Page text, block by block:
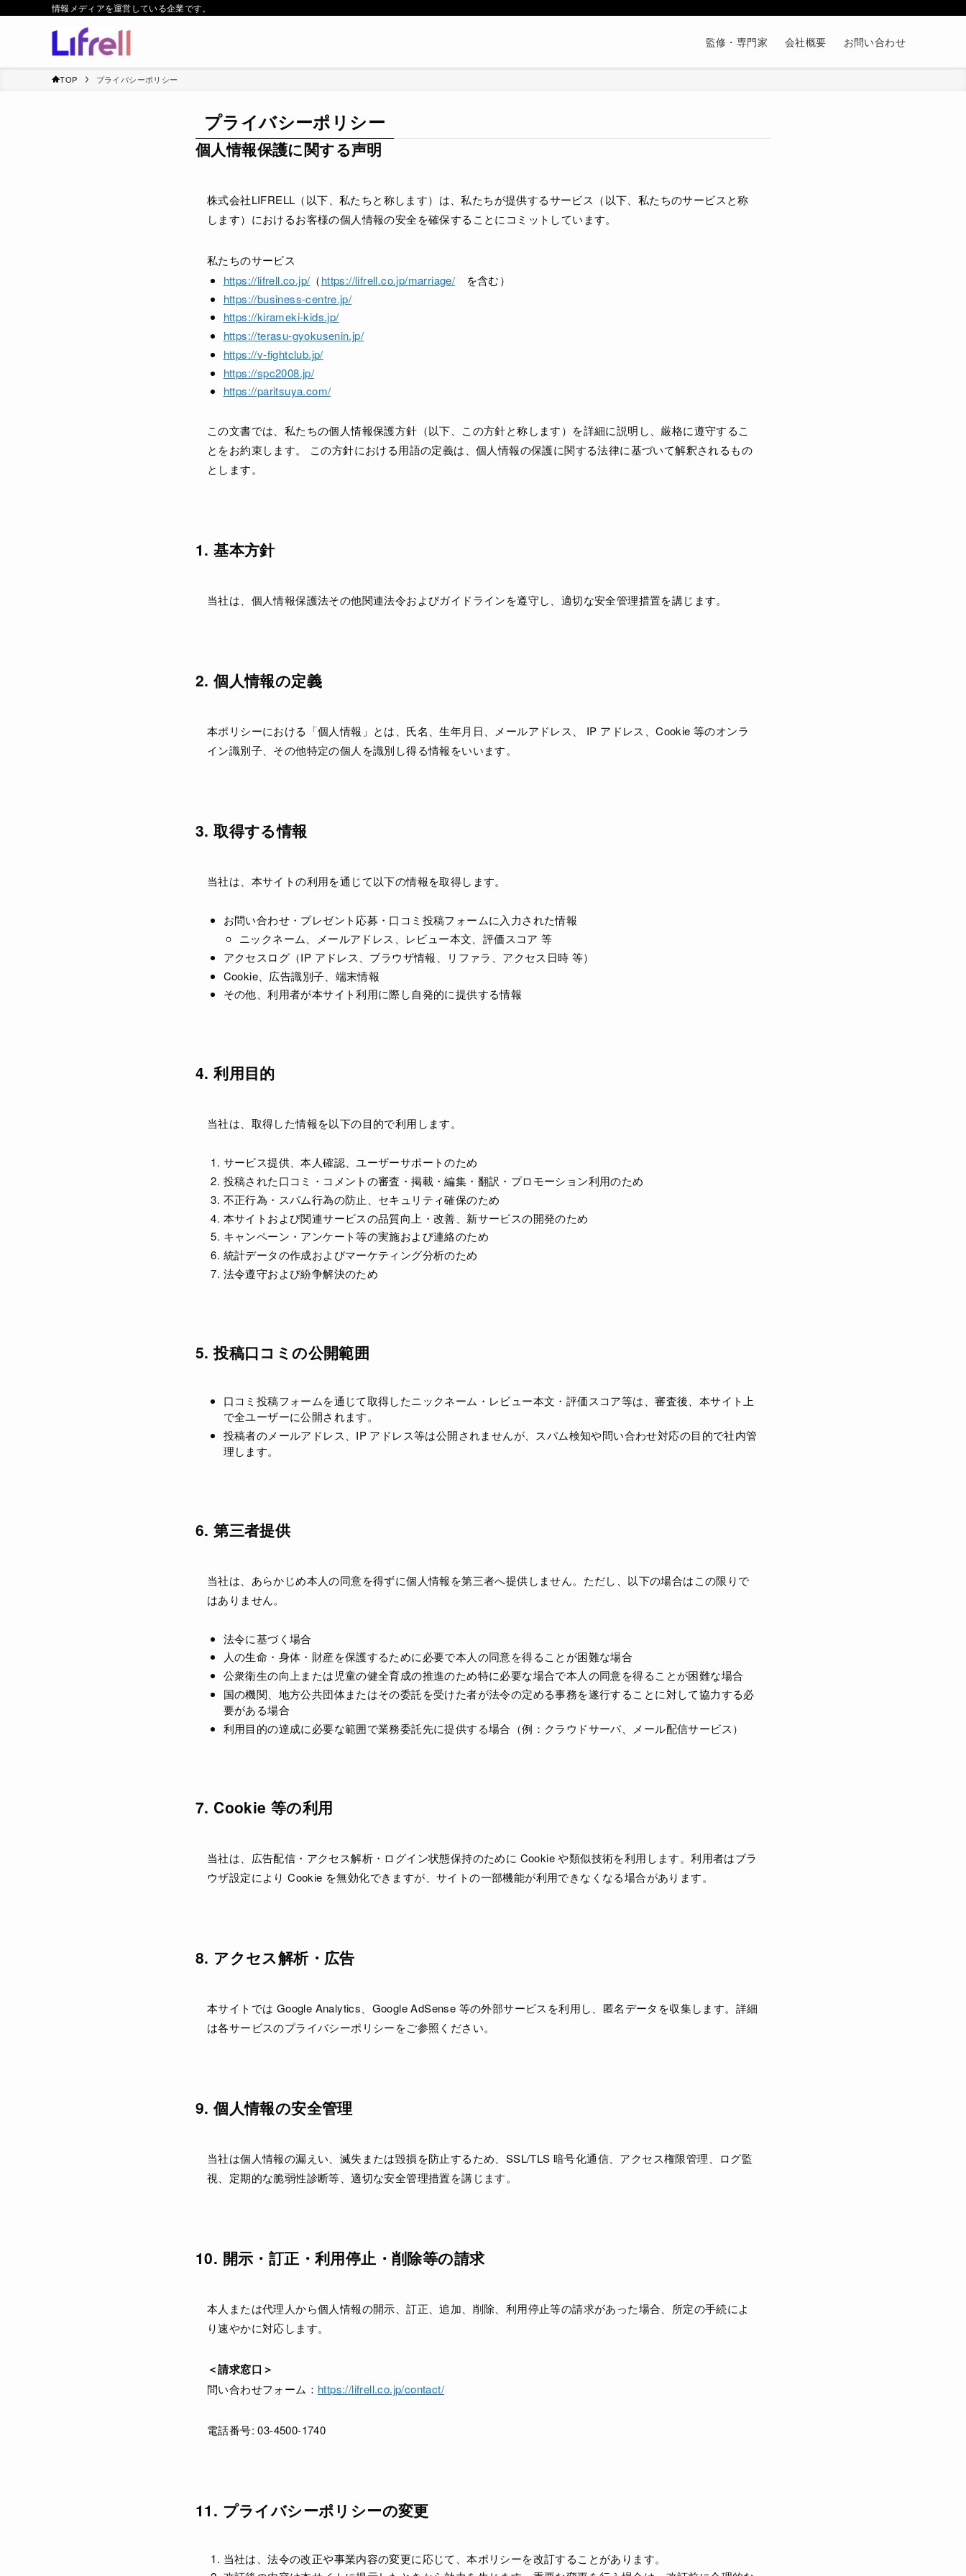
情報メディアを運営している企業です。
監修・専門家 会社概要 お問い合わせ
TOP プライバシーポリシー
プライバシーポリシー
個人情報保護に関する声明
株式会社LIFRELL（以下、私たちと称します）は、私たちが提供するサービス（以下、私たちのサービスと称
します）におけるお客様の個人情報の安全を確保することにコミットしています。
私たちのサービス
https://lifrell.co.jp/ （https://lifrell.co.jp/marriage/ を含む）
https://business-centre.jp/
https://kirameki-kids.jp/
https://terasu-gyokusenin.jp/
https://v-fightclub.jp/
https://spc2008.jp/
https://paritsuya.com/
この文書では、私たちの個人情報保護方針（以下、この方針と称します）を詳細に説明し、厳格に遵守するこ
とをお約束します。 この方針における用語の定義は、個人情報の保護に関する法律に基づいて解釈されるもの
とします。
1. 基本方針
当社は、個人情報保護法その他関連法令およびガイドラインを遵守し、適切な安全管理措置を講じます。
2. 個人情報の定義
本ポリシーにおける「個人情報」とは、氏名、生年月日、メールアドレス、 IP アドレス、Cookie 等のオンラ
イン識別子、その他特定の個人を識別し得る情報をいいます。
3. 取得する情報
当社は、本サイトの利用を通じて以下の情報を取得します。
お問い合わせ・プレゼント応募・口コミ投稿フォームに入力された情報
ニックネーム、メールアドレス、レビュー本文、評価スコア 等
アクセスログ（IP アドレス、ブラウザ情報、リファラ、アクセス日時 等）
Cookie、広告識別子、端末情報
その他、利用者が本サイト利用に際し自発的に提供する情報
4. 利用目的
当社は、取得した情報を以下の目的で利用します。
サービス提供、本人確認、ユーザーサポートのため
投稿された口コミ・コメントの審査・掲載・編集・翻訳・プロモーション利用のため
不正行為・スパム行為の防止、セキュリティ確保のため
本サイトおよび関連サービスの品質向上・改善、新サービスの開発のため
キャンペーン・アンケート等の実施および連絡のため
統計データの作成およびマーケティング分析のため
法令遵守および紛争解決のため
5. 投稿口コミの公開範囲
口コミ投稿フォームを通じて取得したニックネーム・レビュー本文・評価スコア等は、審査後、本サイト上
で全ユーザーに公開されます。
投稿者のメールアドレス、IP アドレス等は公開されませんが、スパム検知や問い合わせ対応の目的で社内管
理します。
6. 第三者提供
当社は、あらかじめ本人の同意を得ずに個人情報を第三者へ提供しません。ただし、以下の場合はこの限りで
はありません。
法令に基づく場合
人の生命・身体・財産を保護するために必要で本人の同意を得ることが困難な場合
公衆衛生の向上または児童の健全育成の推進のため特に必要な場合で本人の同意を得ることが困難な場合
国の機関、地方公共団体またはその委託を受けた者が法令の定める事務を遂行することに対して協力する必
要がある場合
利用目的の達成に必要な範囲で業務委託先に提供する場合（例：クラウドサーバ、メール配信サービス）
7. Cookie 等の利用
当社は、広告配信・アクセス解析・ログイン状態保持のために Cookie や類似技術を利用します。利用者はブラ
ウザ設定により Cookie を無効化できますが、サイトの一部機能が利用できなくなる場合があります。
8. アクセス解析・広告
本サイトでは Google Analytics、Google AdSense 等の外部サービスを利用し、匿名データを収集します。詳細
は各サービスのプライバシーポリシーをご参照ください。
9. 個人情報の安全管理
当社は個人情報の漏えい、滅失または毀損を防止するため、SSL/TLS 暗号化通信、アクセス権限管理、ログ監
視、定期的な脆弱性診断等、適切な安全管理措置を講じます。
10. 開示・訂正・利用停止・削除等の請求
本人または代理人から個人情報の開示、訂正、追加、削除、利用停止等の請求があった場合、所定の手続によ
り速やかに対応します。
＜請求窓口＞
問い合わせフォーム： https://lifrell.co.jp/contact/
電話番号: 03-4500-1740
11. プライバシーポリシーの変更
当社は、法令の改正や事業内容の変更に応じて、本ポリシーを改訂することがあります。